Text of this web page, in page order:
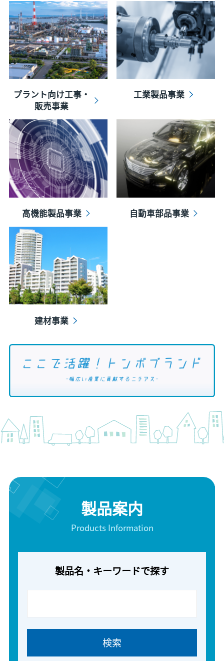
プラント向け工事・
販売事業
工業製品事業
高機能製品事業 自動車部品事業
建材事業
製品案内
Products Information
製品名・キーワードで探す